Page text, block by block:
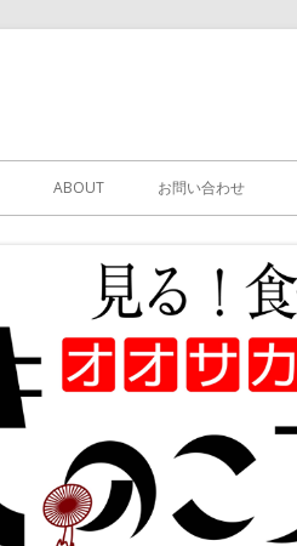
コ
ン
移
動
す
る
ABOUT お問い合わせ